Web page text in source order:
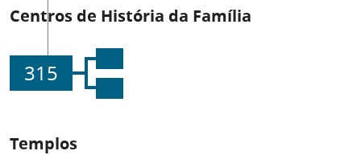
Centros de História da Família
315
Templos